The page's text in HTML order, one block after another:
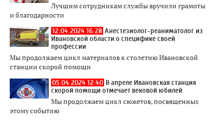
Лучшим сотрудникам службы вручили грамоты
и благодарности
12.04.2024 16:28 Анестезиолог-реаниматолог из
Ивановской области о специфике своей
профессии
Мы продолжаем цикл материалов к столетию Ивановской
станции скорой помощи
05.04.2024 12:40 В апреле Ивановская станция
скорой помощи отмечает вековой юбилей
Мы продолжаем цикл сюжетов, посвященных
этому событию